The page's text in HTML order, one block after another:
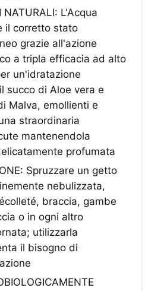
NATURALI: L'Acqua
il corretto stato
grazie all'azione
a tripla efficacia ad alto
un'idratazione
succo di Aloe vera e
Malva, emollienti e
straordinaria
mantenendola
profumata
Spruzzare un getto
nebulizzata,
braccia, gambe
o in ogni altro
utilizzarla
il bisogno di